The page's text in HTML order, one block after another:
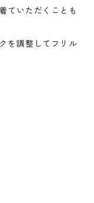
ていただくことも
を調整してフリル